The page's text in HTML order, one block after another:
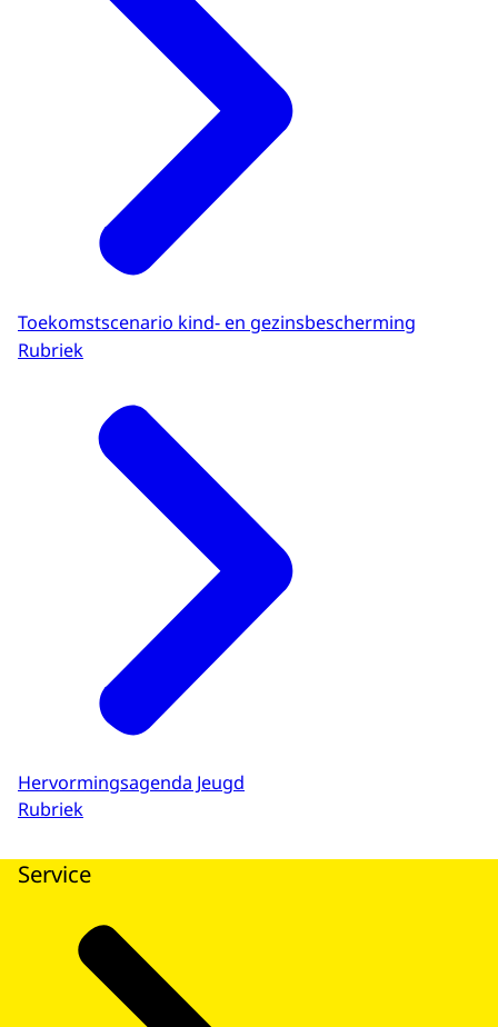
Toekomstscenario kind- en gezinsbescherming
Rubriek
Hervormingsagenda Jeugd
Rubriek
Service